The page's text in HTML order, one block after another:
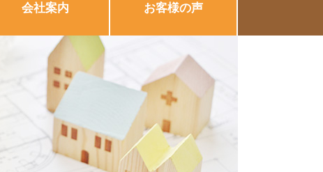
会社案内 お客様の声